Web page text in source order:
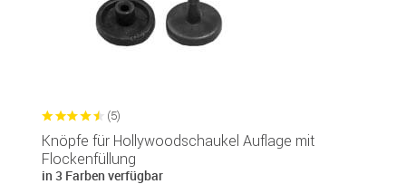
(5)
Knöpfe für Hollywoodschaukel Auflage mit
Flockenfüllung
in 3 Farben verfügbar